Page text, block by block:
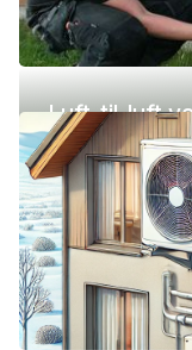
Luft-til-luft
(pris,